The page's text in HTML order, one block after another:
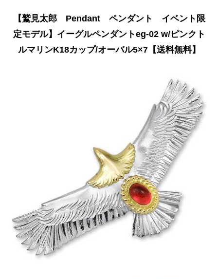
【鷲見太郎 Pendant ペンダント イベント限
定モデル】イーグルペンダントeg-02 w/ピンクト
ルマリンK18カップ/オーバル5×7【送料無料】